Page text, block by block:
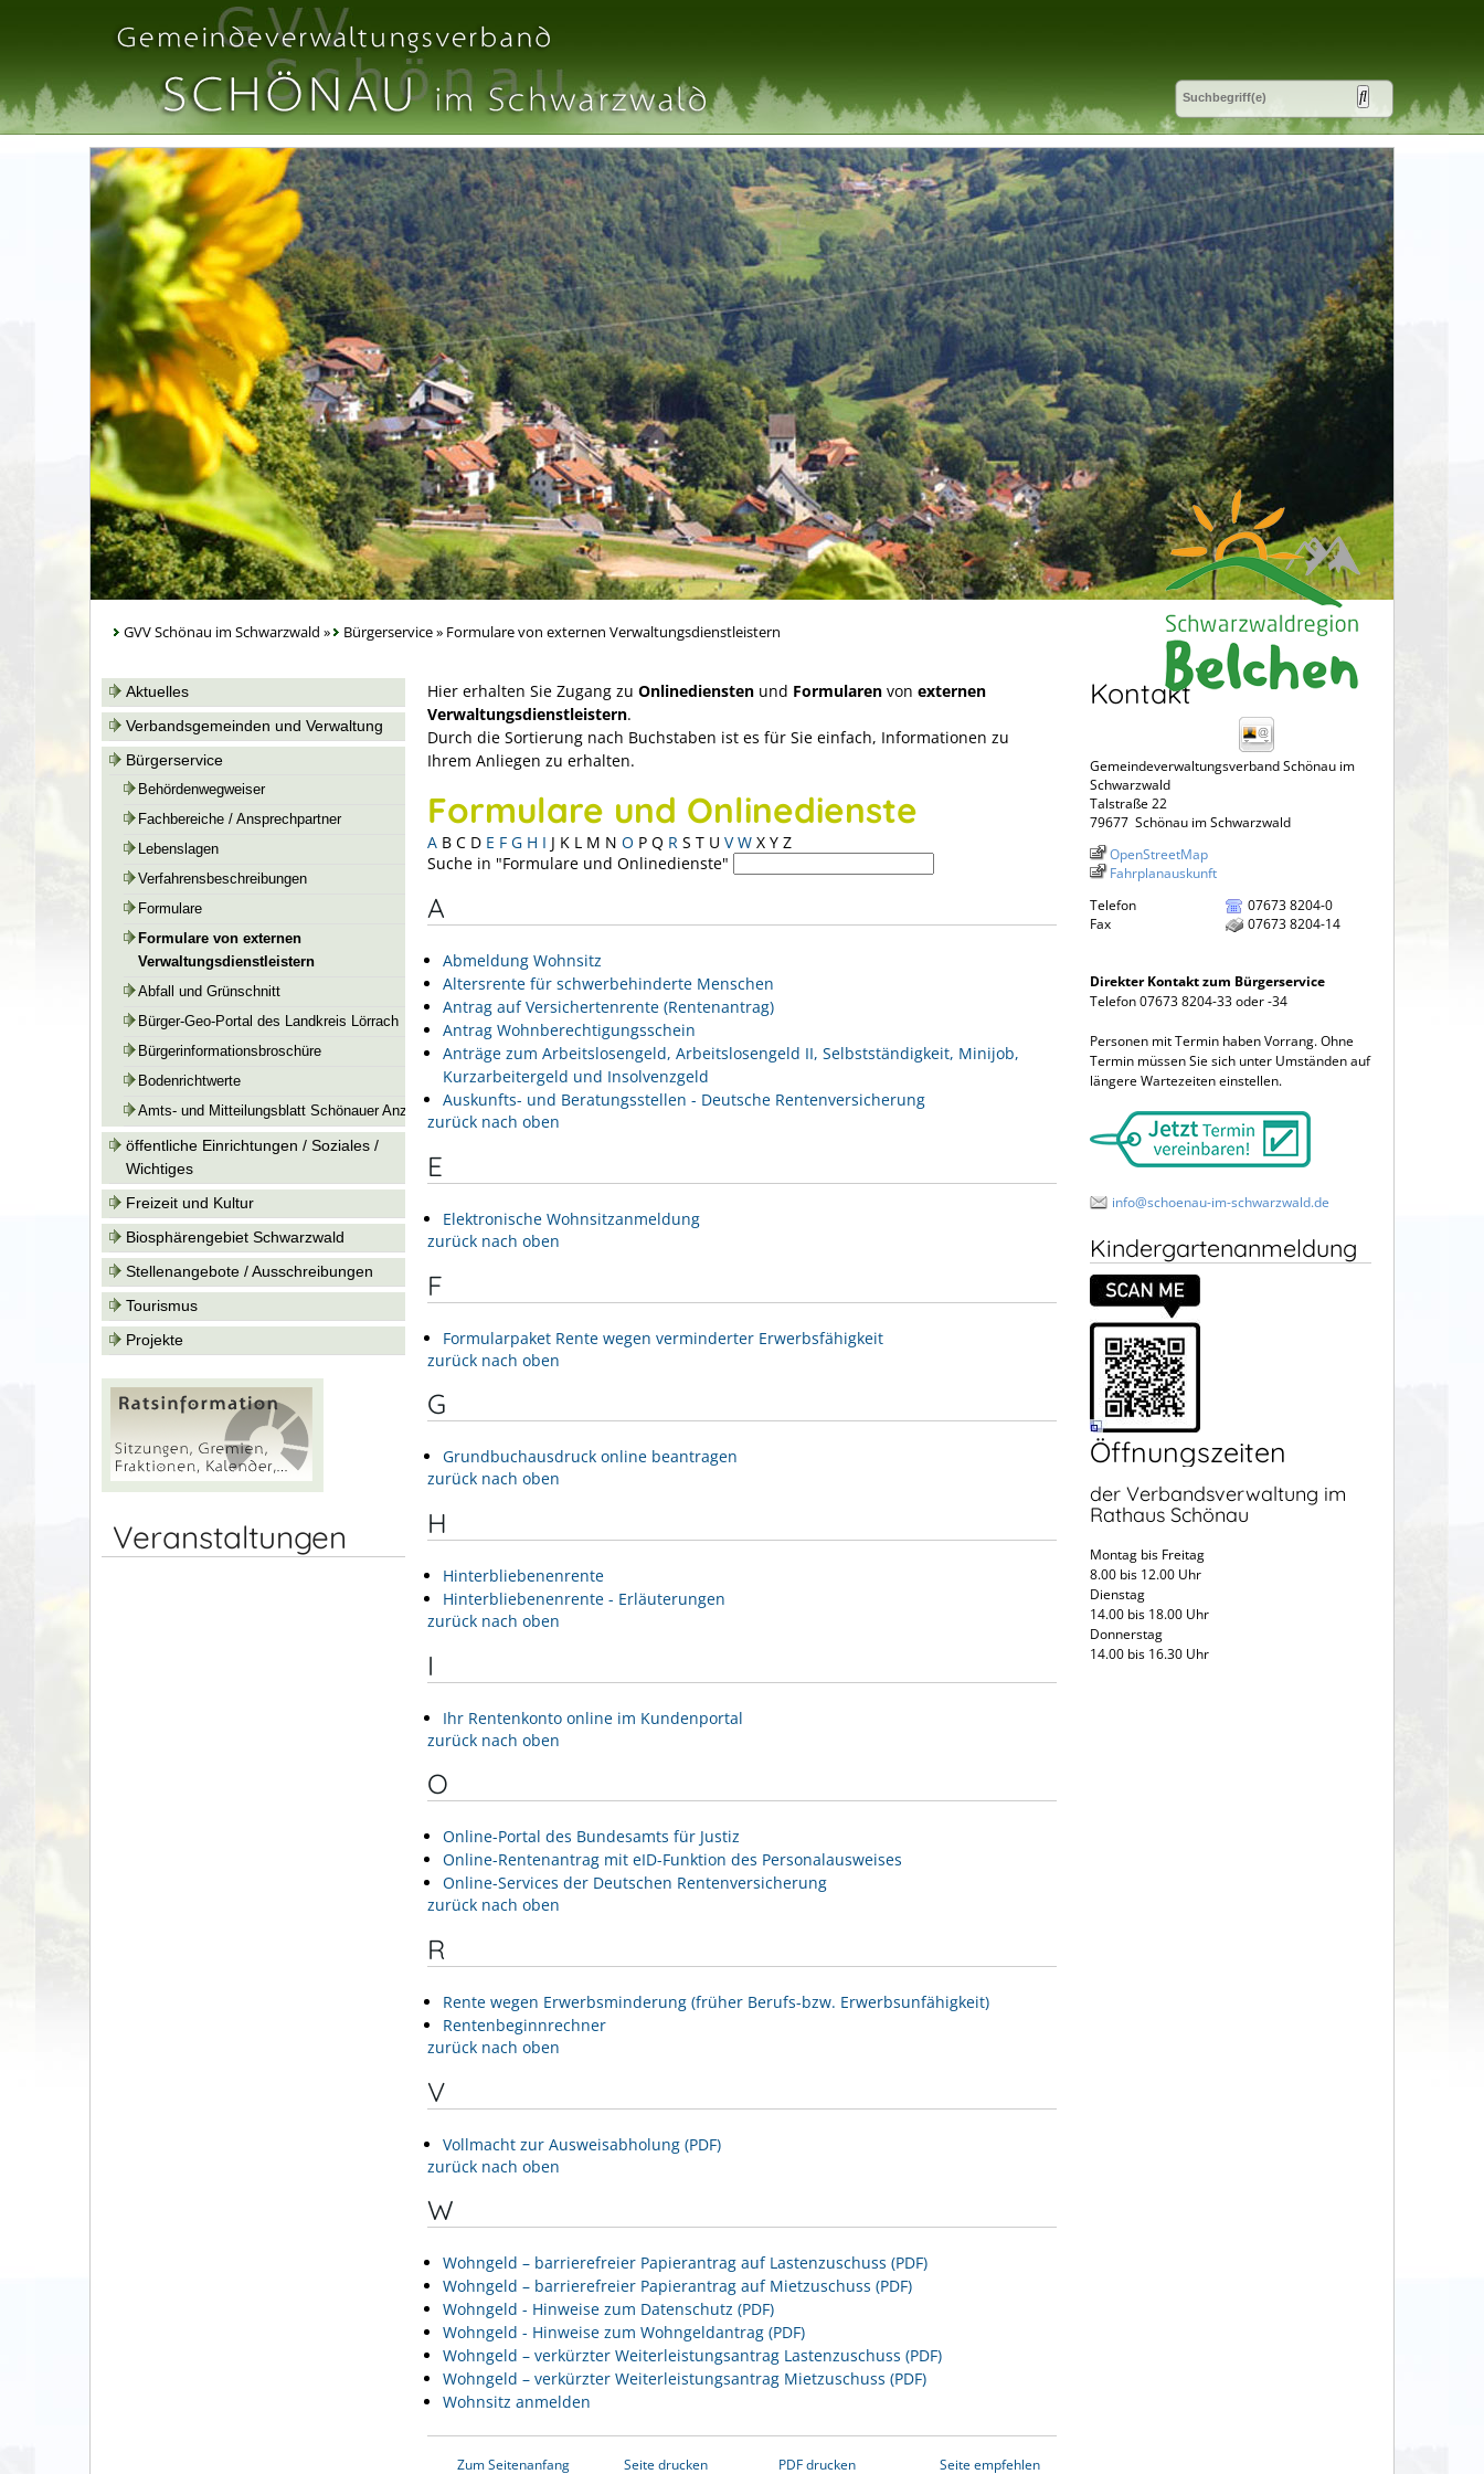
GVV Schönau im Schwarzwald » Bürgerservice» Formulare von externen Verwaltungsdienstleistern
Aktuelles
Verbandsgemeinden und Verwaltung
Bürgerservice
Behördenwegweiser
Fachbereiche / Ansprechpartner
Lebenslagen
Verfahrensbeschreibungen
Formulare
Formulare von externen
Verwaltungsdienstleistern
Abfall und Grünschnitt
Bürger-Geo-Portal des Landkreis Lörrach
Bürgerinformationsbroschüre
Bodenrichtwerte
Amts- und Mitteilungsblatt Schönauer Anzeiger
öffentliche Einrichtungen / Soziales /
Wichtiges
Freizeit und Kultur
Biosphärengebiet Schwarzwald
Stellenangebote / Ausschreibungen
Tourismus
Projekte
Veranstaltungen
Hier erhalten Sie Zugang zu Onlinediensten und Formularen von externen
Verwaltungsdienstleistern.
Durch die Sortierung nach Buchstaben ist es für Sie einfach, Informationen zu
Ihrem Anliegen zu erhalten.
Formulare und Onlinedienste
A B C D E F G H I J K L M N O P Q R S T U V W X Y Z
Suche in "Formulare und Onlinedienste"
A
Abmeldung Wohnsitz
Altersrente für schwerbehinderte Menschen
Antrag auf Versichertenrente (Rentenantrag)
Antrag Wohnberechtigungsschein
Anträge zum Arbeitslosengeld, Arbeitslosengeld II, Selbstständigkeit, Minijob,
Kurzarbeitergeld und Insolvenzgeld
Auskunfts- und Beratungsstellen - Deutsche Rentenversicherung
zurück nach oben
E
Elektronische Wohnsitzanmeldung
zurück nach oben
F
Formularpaket Rente wegen verminderter Erwerbsfähigkeit
zurück nach oben
G
Grundbuchausdruck online beantragen
zurück nach oben
H
Hinterbliebenenrente
Hinterbliebenenrente - Erläuterungen
zurück nach oben
I
Ihr Rentenkonto online im Kundenportal
zurück nach oben
O
Online-Portal des Bundesamts für Justiz
Online-Rentenantrag mit eID-Funktion des Personalausweises
Online-Services der Deutschen Rentenversicherung
zurück nach oben
R
Rente wegen Erwerbsminderung (früher Berufs-bzw. Erwerbsunfähigkeit)
Rentenbeginnrechner
zurück nach oben
V
Vollmacht zur Ausweisabholung (PDF)
zurück nach oben
W
Wohngeld – barrierefreier Papierantrag auf Lastenzuschuss (PDF)
Wohngeld – barrierefreier Papierantrag auf Mietzuschuss (PDF)
Wohngeld - Hinweise zum Datenschutz (PDF)
Wohngeld - Hinweise zum Wohngeldantrag (PDF)
Wohngeld – verkürzter Weiterleistungsantrag Lastenzuschuss (PDF)
Wohngeld – verkürzter Weiterleistungsantrag Mietzuschuss (PDF)
Wohnsitz anmelden
Zum Seitenanfang Seite drucken PDF drucken Seite empfehlen
Kontakt
Gemeindeverwaltungsverband Schönau im
Schwarzwald
Talstraße 22
79677 Schönau im Schwarzwald
OpenStreetMap
Fahrplanauskunft
Telefon
07673 8204-0
Fax
07673 8204-14
Direkter Kontakt zum Bürgerservice
Telefon 07673 8204-33 oder -34
Personen mit Termin haben Vorrang. Ohne
Termin müssen Sie sich unter Umständen auf
längere Wartezeiten einstellen.
info@schoenau-im-schwarzwald.de
Kindergartenanmeldung
Öffnungszeiten
der Verbandsverwaltung im
Rathaus Schönau
Montag bis Freitag
8.00 bis 12.00 Uhr
Dienstag
14.00 bis 18.00 Uhr
Donnerstag
14.00 bis 16.30 Uhr